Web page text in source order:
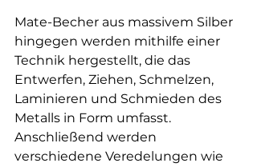
Mate-Becher aus massivem Silber
hingegen werden mithilfe einer
Technik hergestellt, die das
Entwerfen, Ziehen, Schmelzen,
Laminieren und Schmieden des
Metalls in Form umfasst.
Anschließend werden
verschiedene Veredelungen wie